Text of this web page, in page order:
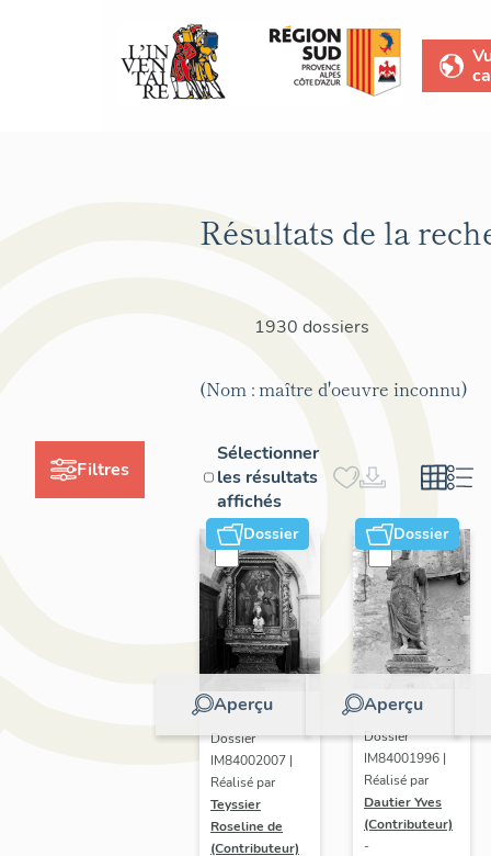
Filtres
Résultats de la
1930 dossiers
(Nom : maître d'oeuvre inconnu)
Sélectionner
les résultats
affichés
Dossier
Aperçu
Dossier
IM84002007 |
Réalisé par
Teyssier
Roseline de
(Contributeur)
Dossier
Aperçu
Dossier
IM84001996 |
Réalisé par
Dautier Yves
(Contributeur)
-